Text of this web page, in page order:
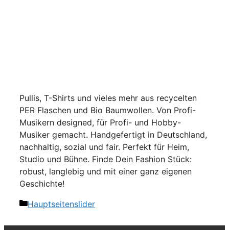
Pullis, T-Shirts und vieles mehr aus recycelten
PER Flaschen und Bio Baumwollen. Von Profi-
Musikern designed, für Profi- und Hobby-
Musiker gemacht. Handgefertigt in Deutschland,
nachhaltig, sozial und fair. Perfekt für Heim,
Studio und Bühne. Finde Dein Fashion Stück:
robust, langlebig und mit einer ganz eigenen
Geschichte!
Kategorien
Hauptseitenslider